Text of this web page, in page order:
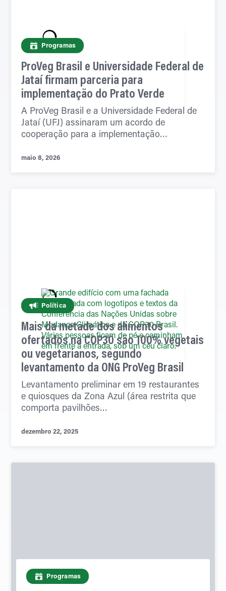
Programas
ProVeg Brasil e Universidade Federal de
Jataí firmam parceria para
implementação do Prato Verde
A ProVeg Brasil e a Universidade Federal de
Jataí (UFJ) assinaram um acordo de
cooperação para a implementação…
maio 8, 2026
Política
Mais da metade dos alimentos
ofertados na COP30 são 100% vegetais
ou vegetarianos, segundo
levantamento da ONG ProVeg Brasil
Levantamento preliminar em 19 restaurantes
e quiosques da Zona Azul (área restrita que
comporta pavilhões…
dezembro 22, 2025
Programas